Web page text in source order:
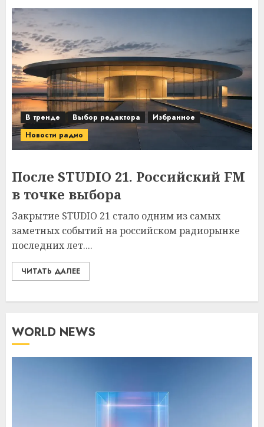
В тренде Выбор редактора
Избранное
Новости радио
После STUDIO 21. Российский FM
в точке выбора
Закрытие STUDIO 21 стало одним из самых
заметных событий на российском радиорынке
последних лет....
ЧИТАТЬ ДАЛЕЕ
WORLD NEWS